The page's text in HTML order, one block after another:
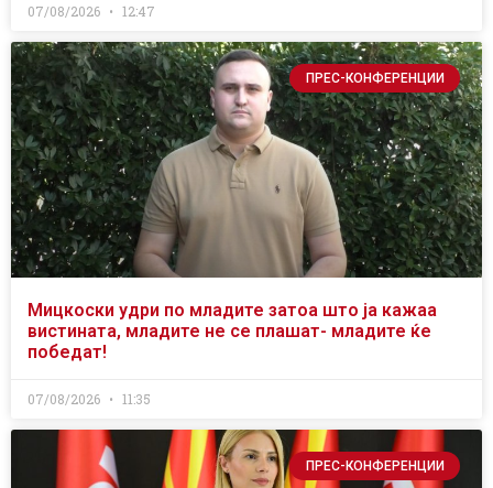
07/08/2026 12:47
ПРЕС-КОНФЕРЕНЦИИ
Мицкоски удри по младите затоа што ја кажаа
вистината, младите не се плашат- младите ќе
победат!
07/08/2026 11:35
ПРЕС-КОНФЕРЕНЦИИ